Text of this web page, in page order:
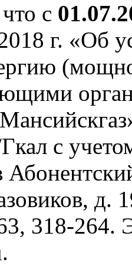
с
г. «Об
с
д.
318-264.